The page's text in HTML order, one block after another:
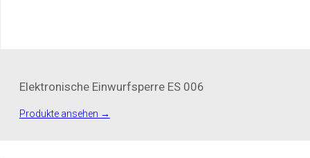
Elektronische Einwurfsperre ES 006
Produkte ansehen →